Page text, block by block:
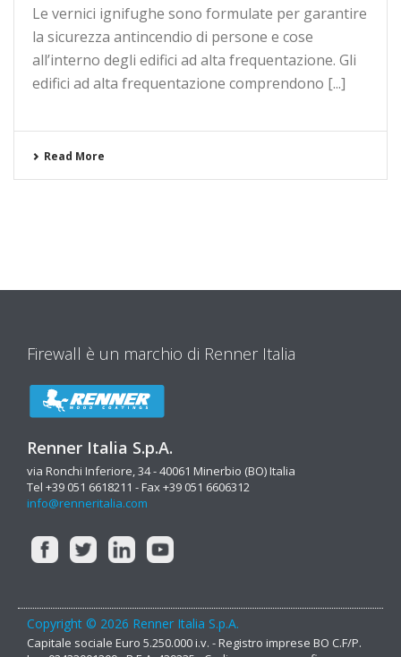
Le vernici ignifughe sono formulate per garantire
la sicurezza antincendio di persone e cose
all’interno degli edifici ad alta frequentazione. Gli
edifici ad alta frequentazione comprendono [...]
Read More
Firewall è un marchio di Renner Italia
Renner Italia S.p.A.
via Ronchi Inferiore, 34 - 40061 Minerbio (BO) Italia
Tel +39 051 6618211 - Fax +39 051 6606312
info@renneritalia.com
Copyright © 2026 Renner Italia S.p.A.
Capitale sociale Euro 5.250.000 i.v. - Registro imprese BO C.F/P.